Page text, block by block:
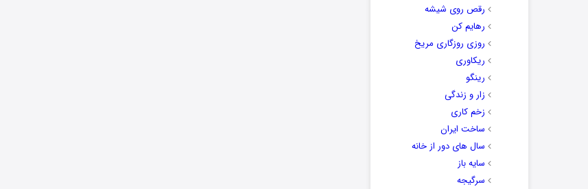
رقص روی شیشه
رهایم کن
روزی روزگاری مریخ
ریکاوری
رینگو
زار و زندگی
زخم کاری
ساخت ایران
سال های دور از خانه
سایه باز
سرگیجه